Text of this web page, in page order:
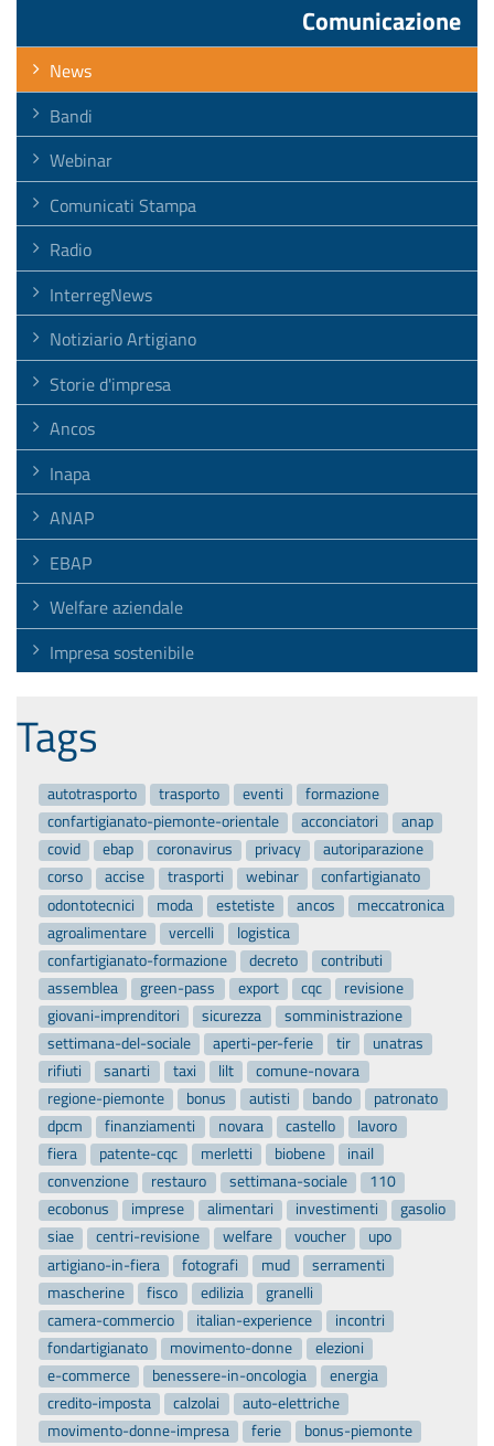
Comunicazione
News
Bandi
Webinar
Comunicati Stampa
Radio
InterregNews
Notiziario Artigiano
Storie d'impresa
Ancos
Inapa
ANAP
EBAP
Welfare aziendale
Impresa sostenibile
Tags
autotrasporto trasporto eventi
formazione
confartigianato-piemonte-orientale
acconciatori
anap
covid
ebap coronavirus privacy
autoriparazione
corso
accise trasporti webinar
confartigianato
odontotecnici
moda estetiste ancos
meccatronica
agroalimentare
vercelli
logistica
confartigianato-formazione
decreto
contributi
assemblea
green-pass export cqc
revisione
giovani-imprenditori
sicurezza
somministrazione
settimana-del-sociale
aperti-per-ferie tir
unatras
rifiuti
sanarti taxi lilt
comune-novara
regione-piemonte
bonus autisti bando
patronato
dpcm
finanziamenti novara castello
lavoro
fiera
patente-cqc merletti biobene
inail
convenzione
restauro settimana-sociale
110
ecobonus
imprese alimentari investimenti
gasolio
siae
centri-revisione welfare voucher
upo
artigiano-in-fiera
fotografi mud
serramenti
mascherine
fisco edilizia
granelli
camera-commercio
italian-experience
incontri
fondartigianato
movimento-donne
elezioni
e-commerce
benessere-in-oncologia
energia
credito-imposta
calzolai
auto-elettriche
movimento-donne-impresa
ferie bonus-piemonte